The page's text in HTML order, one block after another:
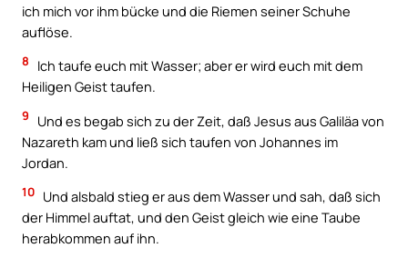
ich mich vor ihm bücke und die Riemen seiner Schuhe
auflöse.
8
Ich taufe euch mit Wasser; aber er wird euch mit dem
Heiligen Geist taufen.
9
Und es begab sich zu der Zeit, daß Jesus aus Galiläa von
Nazareth kam und ließ sich taufen von Johannes im
Jordan.
10 Und alsbald stieg er aus dem Wasser und sah, daß sich
der Himmel auftat, und den Geist gleich wie eine Taube
herabkommen auf ihn.